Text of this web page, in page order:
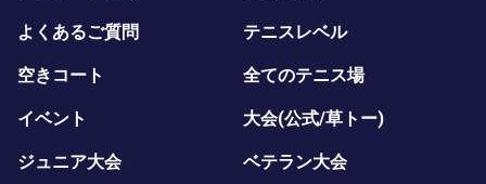
よくあるご質問 テニスレベル
空きコート 全てのテニス場
イベント 大会(公式/草トー)
ジュニア大会 ベテラン大会